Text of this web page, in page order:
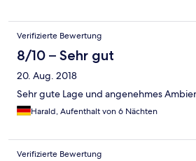
Verifizierte Bewertung
8/10 – Sehr gut
20. Aug. 2018
Sehr gute Lage und angenehmes
Harald, Aufenthalt von 6 Nächten
Verifizierte Bewertung